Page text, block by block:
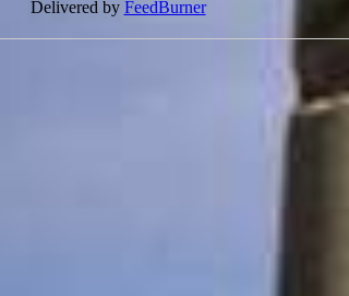
Delivered by FeedBurner